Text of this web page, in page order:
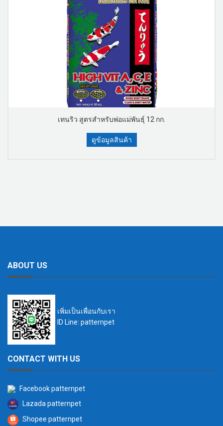
เทนริว สูตรสำหรับพ่อแม่พันธุ์ 12 กก.
ดูข้อมูลสินค้า
ABOUT US
เพิ่มเป็นเพื่อนกับเรา
ID Line: patternpet
CONTACT WITH US
Facebook patternpet
Lazada patternpet
Shopee patternpet